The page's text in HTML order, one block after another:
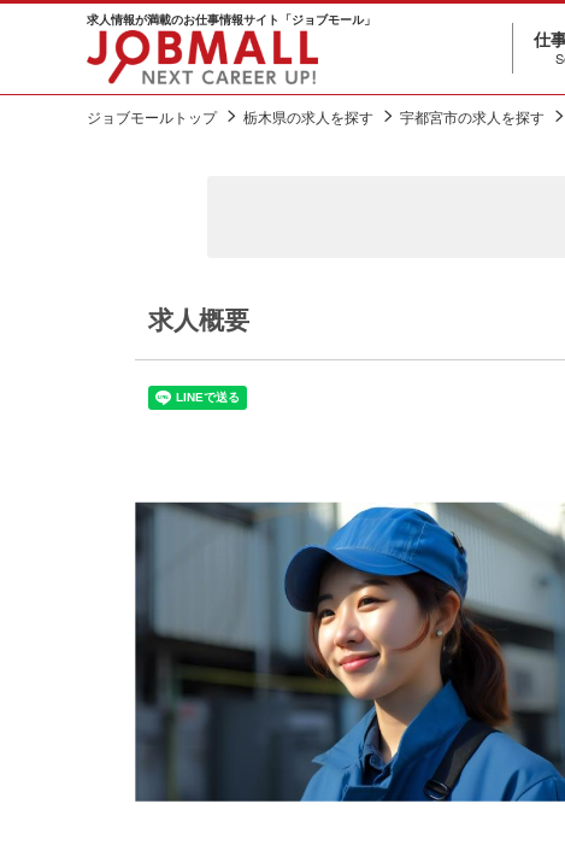
求人情報が満載のお仕事情報サイト「ジョブモール」
仕
ジョブモールトップ 栃木県の求人を探す 宇都宮市の求人を探す
求人概要